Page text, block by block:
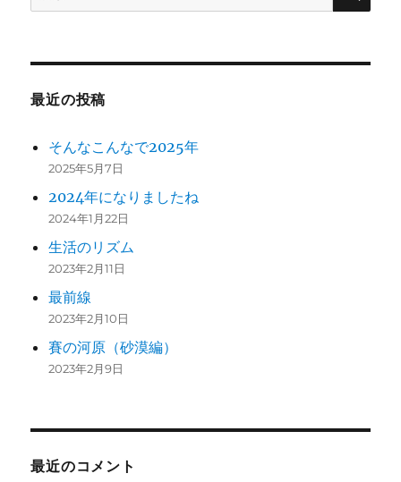
索:
最近の投稿
そんなこんなで2025年
2025年5月7日
2024年になりましたね
2024年1月22日
生活のリズム
2023年2月11日
最前線
2023年2月10日
賽の河原（砂漠編）
2023年2月9日
最近のコメント